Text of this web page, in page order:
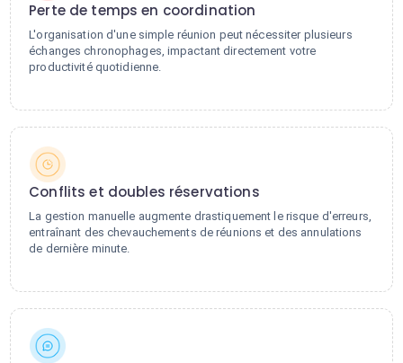
Perte de temps en coordination
L'organisation d'une simple réunion peut nécessiter plusieurs
échanges chronophages, impactant directement votre
productivité quotidienne.
Conflits et doubles réservations
La gestion manuelle augmente drastiquement le risque d'erreurs,
entraînant des chevauchements de réunions et des annulations
de dernière minute.